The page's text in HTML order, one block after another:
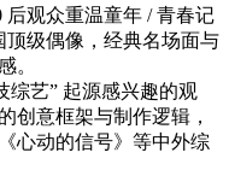
后观众重温童年 / 青春记
顶级偶像，经典名场面与
。
综艺” 起源感兴趣的观
创意框架与制作逻辑，
心动的信号》等中外综